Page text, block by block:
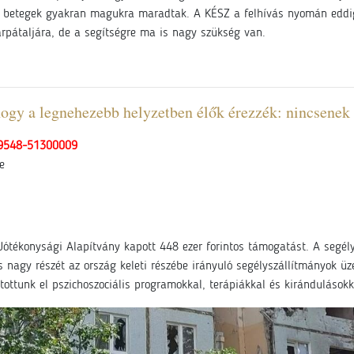
gyakran magukra maradtak. A KÉSZ a felhívás nyomán
de a segítségre ma is nagy szükség van.
a legnehezebb helyzetben élők érezzék:
51300009
Alapítvány kapott 448 ezer forintos támogatást. A
részét az ország keleti részébe irányuló segélyszállítmányok
el pszichoszociális programokkal, terápiákkal és